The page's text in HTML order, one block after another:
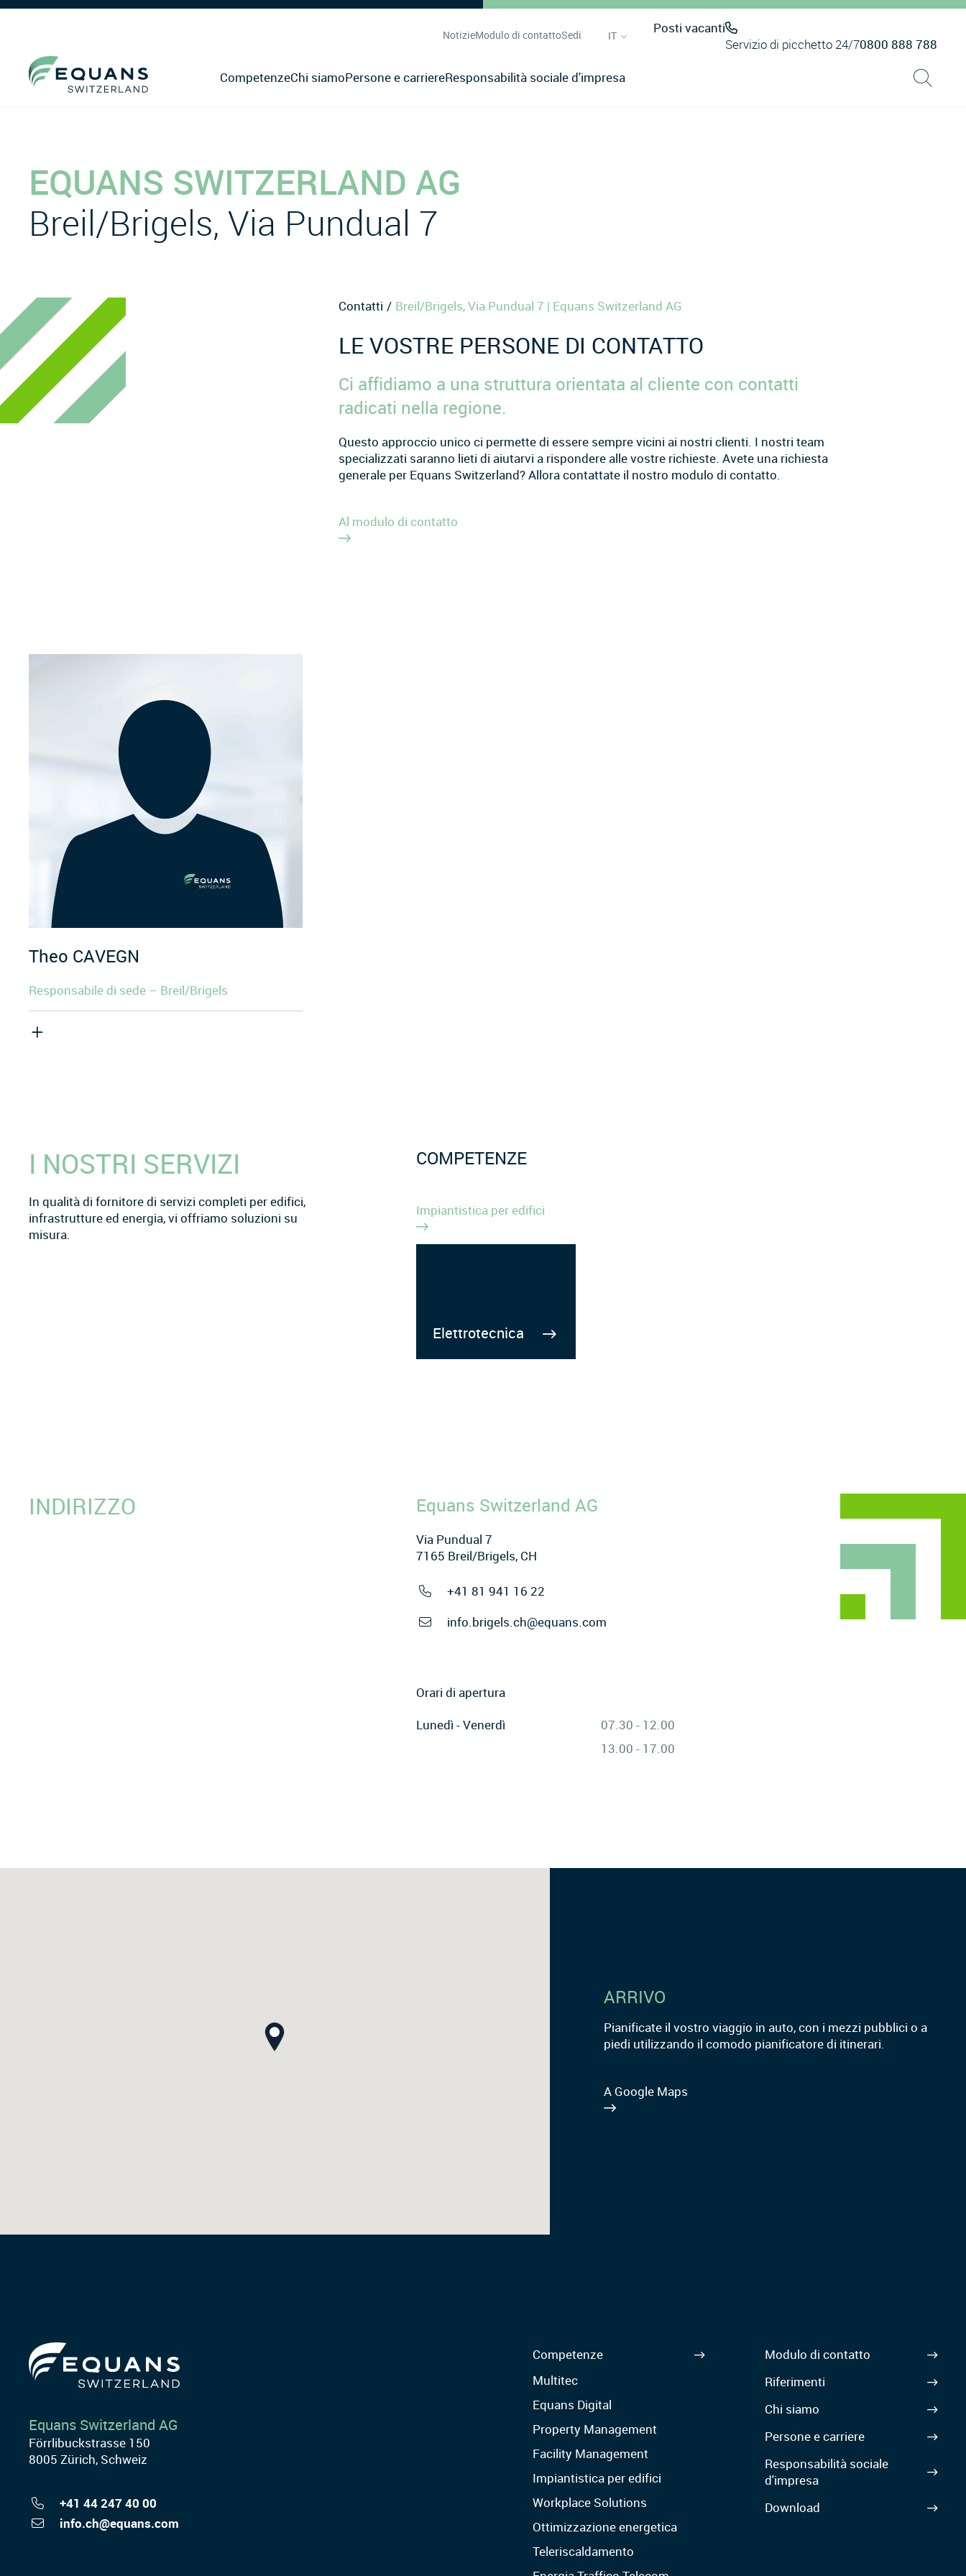
NotizieModulo di contattoSedi IT
Posti vacanti
Servizio di picchetto 24/70800 888 788
CompetenzeChi siamoPersone e carriereResponsabilità sociale d'impresa
EQUANS SWITZERLAND AG
Breil/Brigels, Via Pundual 7
Contatti Breil/Brigels, Via Pundual 7 | Equans Switzerland AG
LE VOSTRE PERSONE DI CONTATTO
Ci affidiamo a una struttura orientata al cliente con contatti
radicati nella regione.
Questo approccio unico ci permette di essere sempre vicini ai nostri clienti. I nostri team
specializzati saranno lieti di aiutarvi a rispondere alle vostre richieste. Avete una richiesta
generale per Equans Switzerland? Allora contattate il nostro modulo di contatto.
Al modulo di contatto
Theo CAVEGN
Responsabile di sede – Breil/Brigels
I NOSTRI SERVIZI
In qualità di fornitore di servizi completi per edifici,
infrastrutture ed energia, vi offriamo soluzioni su
misura.
COMPETENZE
Impiantistica per edifici
Elettrotecnica
INDIRIZZO Equans Switzerland AG
Via Pundual 7
7165 Breil/Brigels, CH
+41 81 941 16 22
info.brigels.ch@equans.com
Orari di apertura
Lunedì - Venerdì
07.30 - 12.00
13.00 - 17.00
ARRIVO
Pianificate il vostro viaggio in auto, con i mezzi pubblici o a
piedi utilizzando il comodo pianificatore di itinerari.
A Google Maps
Equans Switzerland AG
Förrlibuckstrasse 150
8005 Zürich, Schweiz
+41 44 247 40 00
info.ch@equans.com
Competenze
Multitec
Equans Digital
Property Management
Facility Management
Impiantistica per edifici
Workplace Solutions
Ottimizzazione energetica
Teleriscaldamento
Modulo di contatto
Riferimenti
Chi siamo
Persone e carriere
Responsabilità sociale
d'impresa
Download